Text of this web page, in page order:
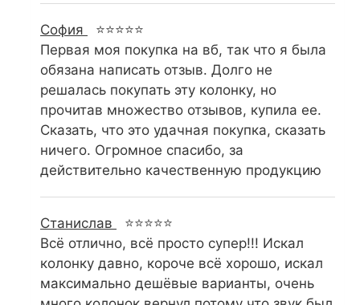
София
⭐⭐⭐⭐⭐
Первая моя покупка на вб, так что я была
обязана написать отзыв. Долго не
решалась покупать эту колонку, но
прочитав множество отзывов, купила ее.
Сказать, что это удачная покупка, сказать
ничего. Огромное спасибо, за
действительно качественную продукцию
Станислав
⭐⭐⭐⭐⭐
Всё отлично, всё просто супер!!! Искал
колонку давно, короче всё хорошо, искал
максимально дешёвые варианты, очень